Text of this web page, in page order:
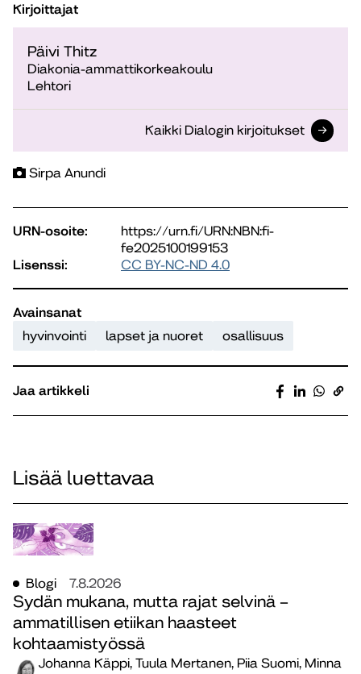
Kirjoittajat
Päivi Thitz
Diakonia-ammattikorkeakoulu
Lehtori
Kaikki Dialogin kirjoitukset
Sirpa Anundi
URN-osoite:
https://urn.fi/URN:NBN:fi-
fe2025100199153
Lisenssi:
CC BY-NC-ND 4.0
Avainsanat
hyvinvointi
lapset ja nuoret osallisuus
Jaa artikkeli
Lisää luettavaa
Blogi 7.8.2026
Sydän mukana, mutta rajat selvinä –
ammatillisen etiikan haasteet
kohtaamistyössä
Johanna Käppi, Tuula Mertanen, Piia Suomi, Minna